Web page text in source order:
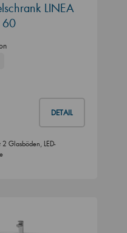
LINEA
60
DETAIL
Glasböden, LED-